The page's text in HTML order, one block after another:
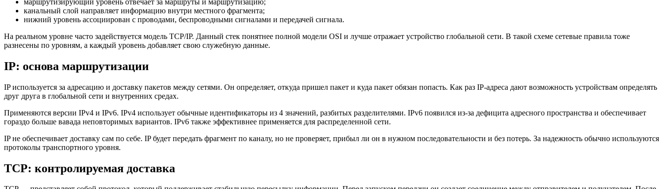
канальный слой направляет информацию внутри местного фрагмента;
нижний уровень ассоциирован с проводами, беспроводными сигналами и передачей сигнала.
На реальном уровне часто задействуется модель TCP/IP. Данный стек понятнее полной модели OSI и лучше отражает устройство глобальной сети. В такой схеме сетевые правила тоже
разнесены по уровням, а каждый уровень добавляет свою служебную данные.
IP: основа маршрутизации
IP используется за адресацию и доставку пакетов между сетями. Он определяет, откуда пришел пакет и куда пакет обязан попасть. Как раз IP-адреса дают возможность устройствам определять
друг друга в глобальной сети и внутренних средах.
Применяются версии IPv4 и IPv6. IPv4 использует обычные идентификаторы из 4 значений, разбитых разделителями. IPv6 появился из-за дефицита адресного пространства и обеспечивает
гораздо больше вавада неповторимых вариантов. IPv6 также эффективнее применяется для распределенной сети.
IP не обеспечивает доставку сам по себе. IP будет передать фрагмент по каналу, но не проверяет, прибыл ли он в нужном последовательности и без потерь. За надежность обычно используются
протоколы транспортного уровня.
TCP: контролируемая доставка